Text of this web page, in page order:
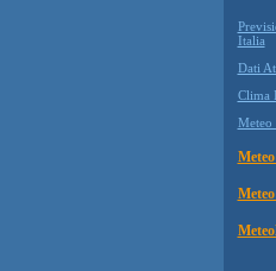
Italia
Dati
Clima
Meteo